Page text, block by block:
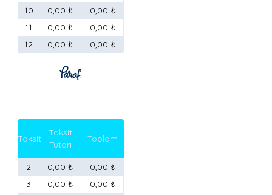
10
0,00 ₺
0,00 ₺
11
0,00 ₺
0,00 ₺
12
0,00 ₺ 0,00 ₺
Taksit
Taksit
Tutarı
Toplam
2 0,00 ₺
0,00 ₺
3
0,00 ₺
0,00 ₺